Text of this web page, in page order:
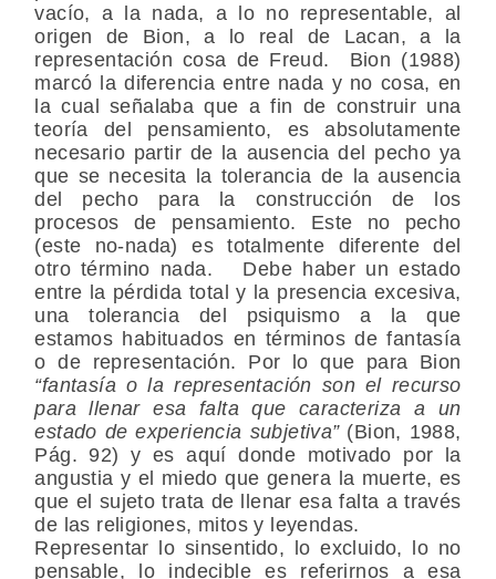
vacío, a la nada, a lo no representable, al
origen de Bion, a lo real de Lacan, a la
representación cosa de Freud. Bion (1988)
marcó la diferencia entre nada y no cosa, en
la cual señalaba que a fin de construir una
teoría del pensamiento, es absolutamente
necesario partir de la ausencia del pecho ya
que se necesita la tolerancia de la ausencia
del pecho para la construcción de los
procesos de pensamiento. Este no pecho
(este no-nada) es totalmente diferente del
otro término nada. Debe haber un estado
entre la pérdida total y la presencia excesiva,
una tolerancia del psiquismo a la que
estamos habituados en términos de fantasía
o de representación. Por lo que para Bion
“fantasía o la representación son el recurso
para llenar esa falta que caracteriza a un
estado de experiencia subjetiva”(Bion, 1988,
Pág. 92) y es aquí donde motivado por la
angustia y el miedo que genera la muerte, es
que el sujeto trata de llenar esa falta a través
de las religiones, mitos y leyendas.
Representar lo sinsentido, lo excluido, lo no
pensable, lo indecible es referirnos a esa